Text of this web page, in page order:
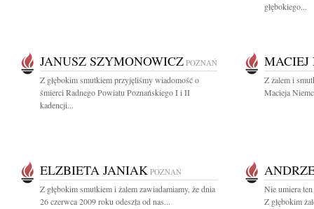
głębokiego...
JANUSZ SZYMONOWICZ POZNAŃ
Z głębokim smutkiem przyjęliśmy wiadomość o
śmierci Radnego Powiatu Poznańskiego I i II
kadencji...
MACIEJ
Z żalem i
Macieja
ELZBIETA JANIAK POZNAŃ
Z głębokim smutkiem i żalem zawiadamiamy, że dnia
26 czerwca 2009 roku odeszła od nas...
Nie umiera
Z głębokim